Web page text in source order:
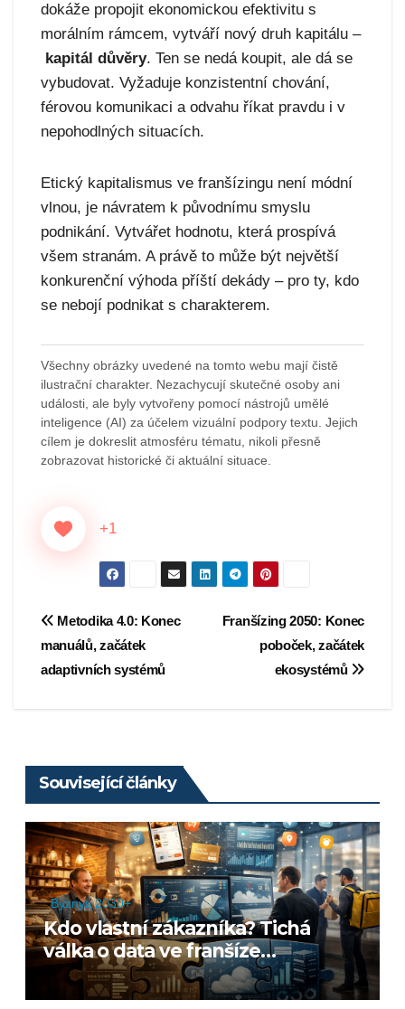
dokáže propojit ekonomickou efektivitu s
morálním rámcem, vytváří nový druh kapitálu –
kapitál důvěry. Ten se nedá koupit, ale dá se
vybudovat. Vyžaduje konzistentní chování,
férovou komunikaci a odvahu říkat pravdu i v
nepohodlných situacích.
Etický kapitalismus ve franšízingu není módní
vlnou, je návratem k původnímu smyslu
podnikání. Vytvářet hodnotu, která prospívá
všem stranám. A právě to může být největší
konkurenční výhoda příští dekády – pro ty, kdo
se nebojí podnikat s charakterem.
Všechny obrázky uvedené na tomto webu mají čistě
ilustrační charakter. Nezachycují skutečné osoby ani
události, ale byly vytvořeny pomocí nástrojů umělé
inteligence (AI) za účelem vizuální podpory textu. Jejich
cílem je dokreslit atmosféru tématu, nikoli přesně
zobrazovat historické či aktuální situace.
+1
Navigace
pro
Franšízing 2050: Konec
poboček, začátek
ekosystémů
Metodika 4.0: Konec
manuálů, začátek
adaptivních systémů
Související články
Byznys 2030+
Kdo vlastní zákazníka? Tichá
válka o data ve franšíze
budoucnosti